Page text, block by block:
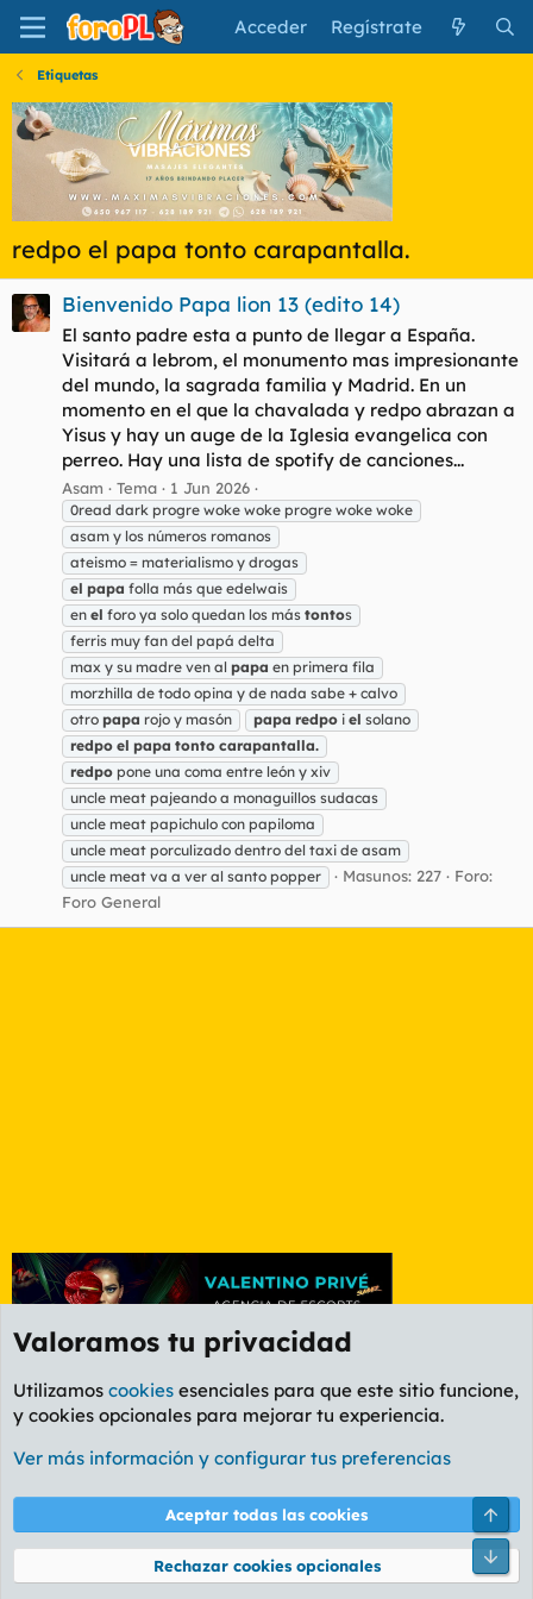
Acceder Regístrate
Etiquetas
redpo el papa tonto carapantalla.
Bienvenido Papa lion 13 (edito 14)
El santo padre esta a punto de llegar a España.
Visitará a lebrom, el monumento mas impresionante
del mundo, la sagrada familia y Madrid. En un
momento en el que la chavalada y redpo abrazan a
Yisus y hay un auge de la Iglesia evangelica con
perreo. Hay una lista de spotify de canciones...
Asam Tema 1 Jun 2026
0read dark progre woke woke progre woke woke
asam y los números romanos
ateismo = materialismo y drogas
el papa folla más que edelwais
en el foro ya solo quedan los más tontos
ferris muy fan del papá delta
max y su madre ven al papa en primera fila
morzhilla de todo opina y de nada sabe + calvo
otro papa rojo y masón papa redpo i el solano
redpo el papa tonto carapantalla.
redpo pone una coma entre león y xiv
uncle meat pajeando a monaguillos sudacas
uncle meat papichulo con papiloma
uncle meat porculizado dentro del taxi de asam
uncle meat va a ver al santo popper
Masunos: 227
Foro:
Foro General
Etiquetas
Cookies
PL OLDSTYLE AMARILLO
Términos y reglas Política de privacidad Ayuda
Community platform by XenForo® © 2010-2026 XenForo Ltd.
Valoramos tu privacidad
Utilizamos cookies esenciales para que este sitio funcione,
y cookies opcionales para mejorar tu experiencia.
Ver más información y configurar tus preferencias
Aceptar todas las cookies
Rechazar cookies opcionales
Pie